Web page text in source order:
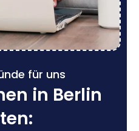
für uns
in Berlin